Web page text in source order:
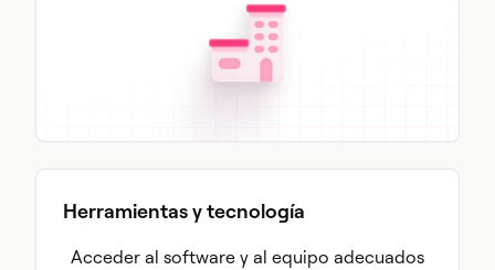
Herramientas y tecnología
Acceder al software y al equipo adecuados